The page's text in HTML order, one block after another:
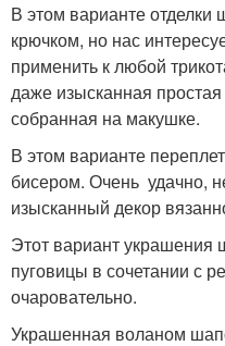
В этом варианте
крючком, но нас
применить к любой
даже изысканная
собранная на макушке.
В этом варианте
бисером. Очень удачно,
изысканный декор
Этот вариант украшения
пуговицы в сочетании с
очаровательно.
Украшенная воланом